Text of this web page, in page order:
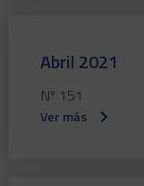
Abril 2021
Nº 151
Ver más